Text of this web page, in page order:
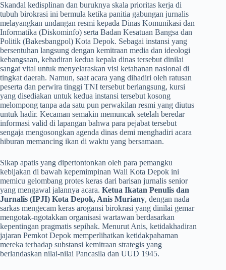
​Skandal kedisplinan dan buruknya skala prioritas kerja di
tubuh birokrasi ini bermula ketika panitia gabungan jurnalis
melayangkan undangan resmi kepada Dinas Komunikasi dan
Informatika (Diskominfo) serta Badan Kesatuan Bangsa dan
Politik (Bakesbangpol) Kota Depok. Sebagai instansi yang
bersentuhan langsung dengan kemitraan media dan ideologi
kebangsaan, kehadiran kedua kepala dinas tersebut dinilai
sangat vital untuk menyelaraskan visi ketahanan nasional di
tingkat daerah. Namun, saat acara yang dihadiri oleh ratusan
peserta dan perwira tinggi TNI tersebut berlangsung, kursi
yang disediakan untuk kedua instansi tersebut kosong
melompong tanpa ada satu pun perwakilan resmi yang diutus
untuk hadir. Kecaman semakin memuncak setelah beredar
informasi valid di lapangan bahwa para pejabat tersebut
sengaja mengosongkan agenda dinas demi menghadiri acara
hiburan memancing ikan di waktu yang bersamaan.
​Sikap apatis yang dipertontonkan oleh para pemangku
kebijakan di bawah kepemimpinan Wali Kota Depok ini
memicu gelombang protes keras dari barisan jurnalis senior
yang mengawal jalannya acara. Ketua Ikatan Penulis dan
Jurnalis (IPJI) Kota Depok, Anis Muriany, dengan nada
sarkas mengecam keras arogansi birokrasi yang dinilai gemar
mengotak-ngotakkan organisasi wartawan berdasarkan
kepentingan pragmatis sepihak. Menurut Anis, ketidakhadiran
jajaran Pemkot Depok memperlihatkan ketidakpahaman
mereka terhadap substansi kemitraan strategis yang
berlandaskan nilai-nilai Pancasila dan UUD 1945.